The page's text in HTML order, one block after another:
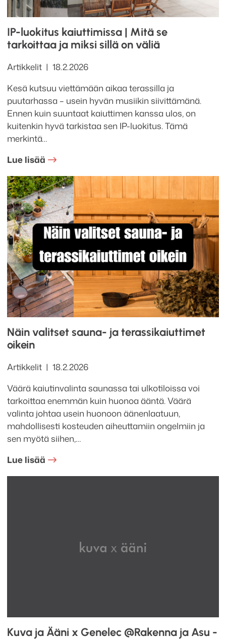
IP-luokitus kaiuttimissa | Mitä se
tarkoittaa ja miksi sillä on väliä
Kategoriat
Artikkelit Julkaistu
18.2.2026
Kesä kutsuu viettämään aikaa terassilla ja
puutarhassa – usein hyvän musiikin siivittämänä.
Ennen kuin suuntaat kaiuttimen kanssa ulos, on
kuitenkin hyvä tarkistaa sen IP-luokitus. Tämä
merkintä…
Lue lisää
Näin valitset sauna- ja terassikaiuttimet
oikein
Kategoriat
Artikkelit Julkaistu
18.2.2026
Väärä kaiutinvalinta saunassa tai ulkotiloissa voi
tarkoittaa enemmän kuin huonoa ääntä. Väärä
valinta johtaa usein huonoon äänenlaatuun,
mahdollisesti kosteuden aiheuttamiin ongelmiin ja
sen myötä siihen,…
Lue lisää
Kuva ja Ääni x Genelec @Rakenna ja Asu -